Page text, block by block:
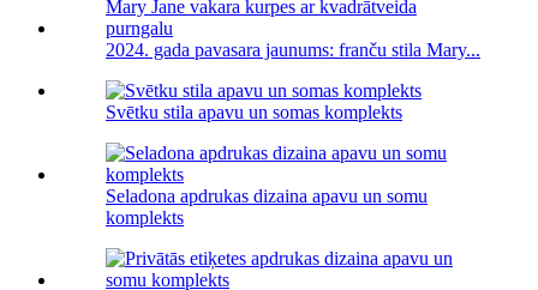
2024. gada pavasara jaunums: franču stila Mary...
Svētku stila apavu un somas komplekts
Seladona apdrukas dizaina apavu un somu
komplekts